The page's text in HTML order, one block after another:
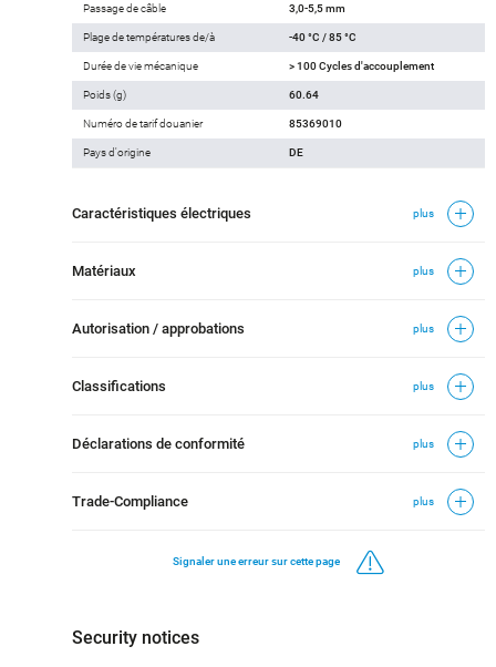
Passage de câble 3,0-5,5 mm
Plage de températures de/à -40 °C / 85 °C
Durée de vie mécanique > 100 Cycles d'accouplement
Poids (g) 60.64
Numéro de tarif douanier 85369010
Pays d'origine DE
Caractéristiques électriques plus
Matériaux plus
Autorisation / approbations plus
Classifications plus
Déclarations de conformité plus
Trade-Compliance plus
Signaler une erreur sur cette page
Security notices